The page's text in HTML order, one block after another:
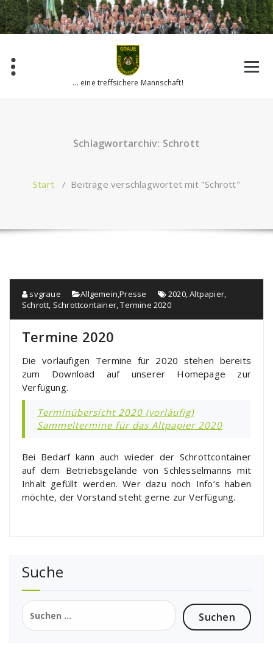
Zum
Inhalt
springen
... eine treffsichere Mannschaft!
Schlagwortarchiv: Schrott
Start / Beiträge verschlagwortet mit "Schrott"
svgraue Allgemein,Presse 2020,Altpapier,
Schrott, Schrottcontainer,Termine 2020
Termine 2020
Die vorläufigen Termine für 2020 stehen bereits
zum Download auf unserer Homepage zur
Verfügung.
Terminübersicht 2020 (vorläufig)
Sammeltermine für das Altpapier 2020
Bei Bedarf kann auch wieder der Schrottcontainer
auf dem Betriebsgelände von Schlesselmanns mit
Inhalt gefüllt werden. Wer dazu noch Info’s haben
möchte, der Vorstand steht gerne zur Verfügung.
Suche
Suchen
nach: